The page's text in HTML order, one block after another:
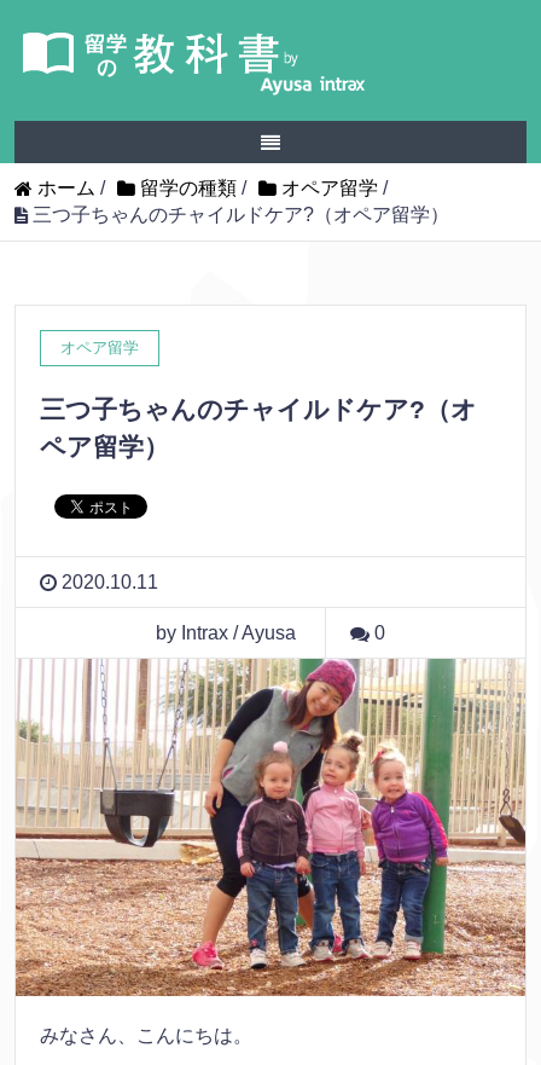
ホーム / 留学の種類 / オペア留学 /
三つ子ちゃんのチャイルドケア?（オペア留学）
オペア留学
三つ子ちゃんのチャイルドケア?（オ
ペア留学）
2020.10.11
by Intrax / Ayusa 0
みなさん、こんにちは。